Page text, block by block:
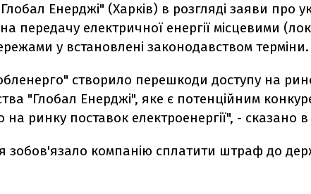
Енерджі" (Харків) в розгляді заяви про
передачу електричної енергії місцевими
у встановлені законодавством терміни.
створило перешкоди доступу на
"Глобал Енерджі", яке є потенційним
на ринку поставок електроенергії", - сказано
зобов'язало компанію сплатити штраф до